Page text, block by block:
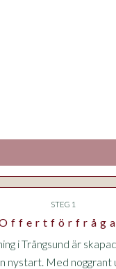
STEG 1
i Trångsund är
nystart. Med noggrant